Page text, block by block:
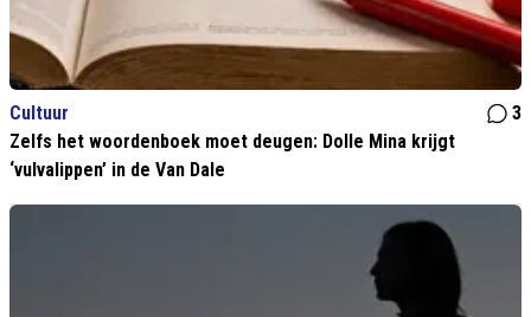
Cultuur
3
Zelfs het woordenboek moet deugen: Dolle Mina krijgt
‘vulvalippen’ in de Van Dale